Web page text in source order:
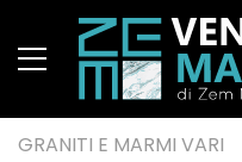
GRANITI E MARMI VARI